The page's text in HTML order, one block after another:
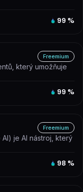
99 %
Freemium
který umožňuje
99 %
Freemium
je AI nástroj, který
98 %